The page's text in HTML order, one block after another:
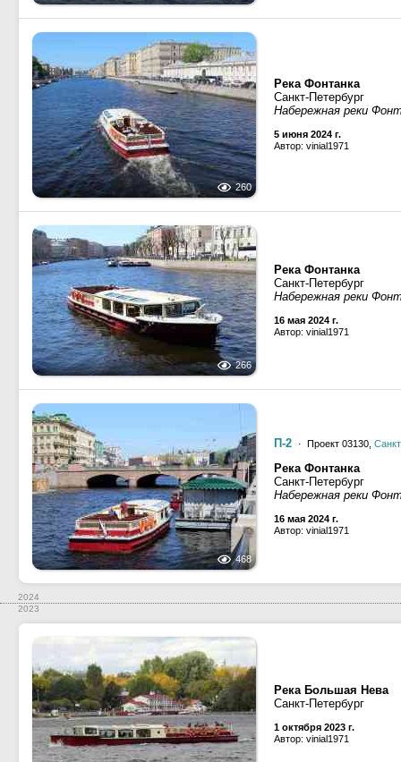
260
Река Фонтанка
Санкт-Петербург
Набережная реки
5 июня 2024 г.
Автор: vinial1971
266
Река Фонтанка
Санкт-Петербург
Набережная реки
16 мая 2024 г.
Автор: vinial1971
468
П-2 · Проект 03130,
Река Фонтанка
Санкт-Петербург
Набережная реки
16 мая 2024 г.
Автор: vinial1971
2024
2023
Река Большая Нева
Санкт-Петербург
1 октября 2023 г.
Автор: vinial1971